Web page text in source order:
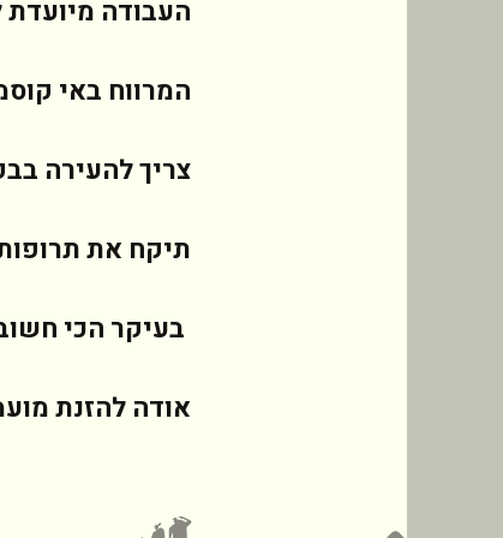
המרווח באי
צריך להעירה
תיקח את
בעיקר הכי
אודה להזנת